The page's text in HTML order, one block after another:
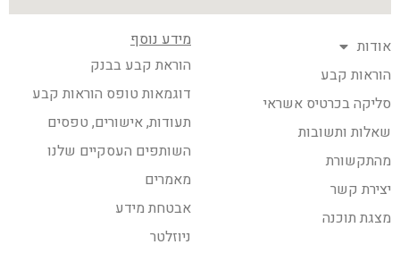
אודות
הוראות קבע
סליקה בכרטיס אשראי
שאלות ותשובות
מהתקשורת
יצירת קשר
מצגת תוכנה
מידע נוסף
הוראת קבע בבנק
דוגמאות טופס הוראות קבע
תעודות, אישורים, טפסים
השותפים העסקיים שלנו
מאמרים
אבטחת מידע
ניוזלטר